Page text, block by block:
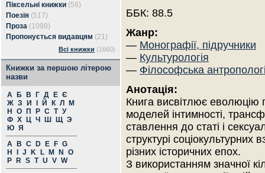
Піксельні книжки (56)
Поезія (517)
Проза (1098)
Пропонується видавцям (21)
Всі книжки (1660)
Книжки за першою літерою
назви
А Б В Г Д Е Є
Ж З И Й К Л
М
Н
О П Р С Т У
Ф Х Ц Ч Ш Щ Э
Ю Я
A
B C D E F G
H
J K L M N
O
P
R S T U V W
ББК: 88.5
Жанр:
— Монографії, підручники
— Культурологія
— Філософська
Анотація:
Книга висвітлює еволюцію
моделей інтимності,
ставлення до статі і
структурі соціокультурних
різних історичних епох.
З використанням значної